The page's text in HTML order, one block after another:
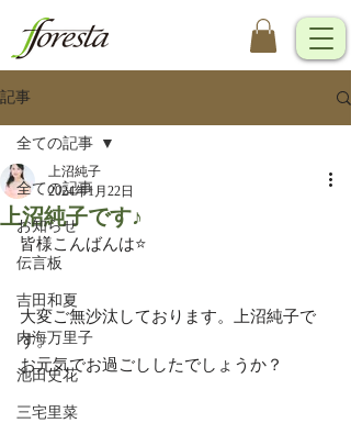
記事
全ての記事
お知らせ
伝言板
吉田和夏
内海万里子
池田史花
三宅里菜
全ての記事
上沼純子です♪
上沼純子
2024年1月22日
皆様こんばんは⭐️
大変ご無沙汰しております。上沼純子で
す。
お元気でお過ごししたでしょうか？